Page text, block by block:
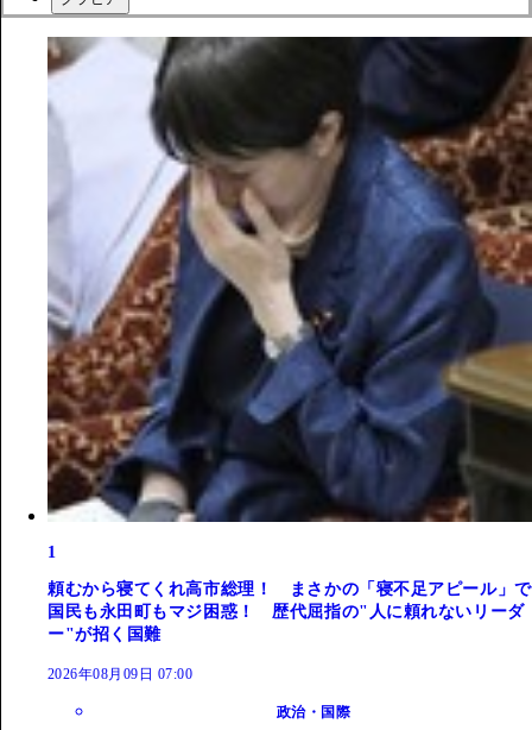
1
頼むから寝てくれ高市総理！ まさかの「寝不足アピール」で
国民も永田町もマジ困惑！ 歴代屈指の"人に頼れないリーダ
ー"が招く国難
2026年08月09日 07:00
政治・国際